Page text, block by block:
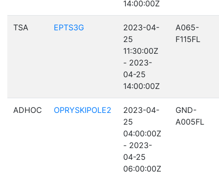
14:00:00Z
TSA EPTS3G
2023-04-
25
11:30:00Z
- 2023-
04-25
14:00:00Z
A065-
F115FL
ADHOC OPRYSKIPOLE2
2023-04-
25
04:00:00Z
- 2023-
04-25
06:00:00Z
GND-
A005FL